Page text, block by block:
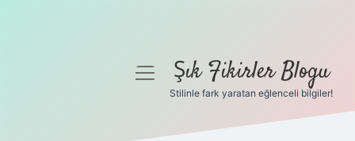
menüyüŞık Fikirler Blogu
Stilinle fark yaratan eğlenceli bilgiler!